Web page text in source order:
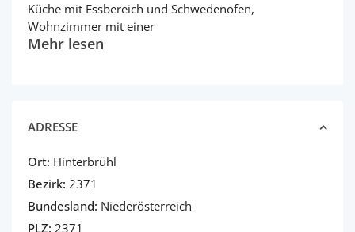
Küche mit Essbereich und Schwedenofen,
Wohnzimmer mit einer
Mehr lesen
ADRESSE
Ort: Hinterbrühl
Bezirk: 2371
Bundesland: Niederösterreich
PLZ: 2371